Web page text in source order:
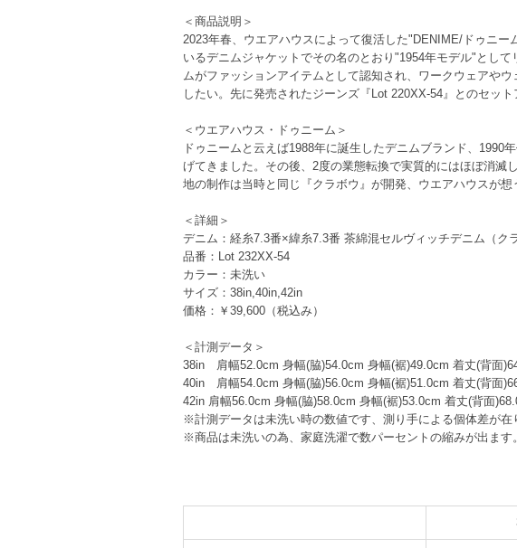
＜商品説明＞
2023年春、ウエアハウスによって復活した"DENIME/ドゥニ
いるデニムジャケットでその名のとおり"1954年モデル"とし
ムがファッションアイテムとして認知され、ワークウェアや
したい。先に発売されたジーンズ『Lot 220XX-54』とのセット
＜ウエアハウス・ドゥニーム＞
ドゥニームと云えば1988年に誕生したデニムブランド、
げてきました。その後、2度の業態転換で実質的にはほぼ消滅
地の制作は当時と同じ『クラボウ』が開発、ウエアハウスが
＜詳細＞
デニム：経糸7.3番×緯糸7.3番 茶綿混セルヴィッチデニム（ク
品番：Lot 232XX-54
カラー：未洗い
サイズ：38in,40in,42in
価格：￥39,600（税込み）
＜計測データ＞
38in 肩幅52.0cm 身幅(脇)54.0cm 身幅(裾)49.0cm 着丈(背面
40in 肩幅54.0cm 身幅(脇)56.0cm 身幅(裾)51.0cm 着丈(背面
42in 肩幅56.0cm 身幅(脇)58.0cm 身幅(裾)53.0cm 着丈(背面
※計測データは未洗い時の数値です、測り手による個体差が在
※商品は未洗いの為、家庭洗濯で数パーセントの縮みが出ます。